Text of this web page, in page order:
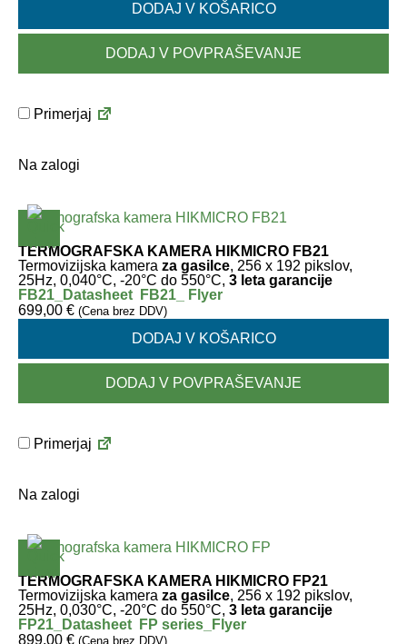
DODAJ V KOŠARICO
DODAJ V POVPRAŠEVANJE
Primerjaj
Na zalogi
TERMOGRAFSKA KAMERA HIKMICRO FB21
Termovizijska kamera za gasilce, 256 x 192 pikslov,
25Hz, 0,040°C, -20°C do 550°C, 3 leta garancije
FB21_Datasheet
FB21_ Flyer
699,00 € (Cena brez DDV)
DODAJ V KOŠARICO
DODAJ V POVPRAŠEVANJE
Primerjaj
Na zalogi
TERMOGRAFSKA KAMERA HIKMICRO FP21
Termovizijska kamera za gasilce, 256 x 192 pikslov,
25Hz, 0,030°C, -20°C do 550°C, 3 leta garancije
FP21_Datasheet
FP series_Flyer
899,00 € (Cena brez DDV)